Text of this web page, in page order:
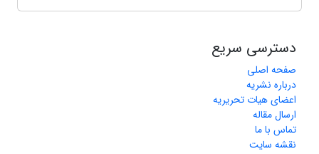
دسترسی سریع
صفحه اصلی
درباره نشریه
اعضای هیات تحریریه
ارسال مقاله
تماس با ما
نقشه سایت